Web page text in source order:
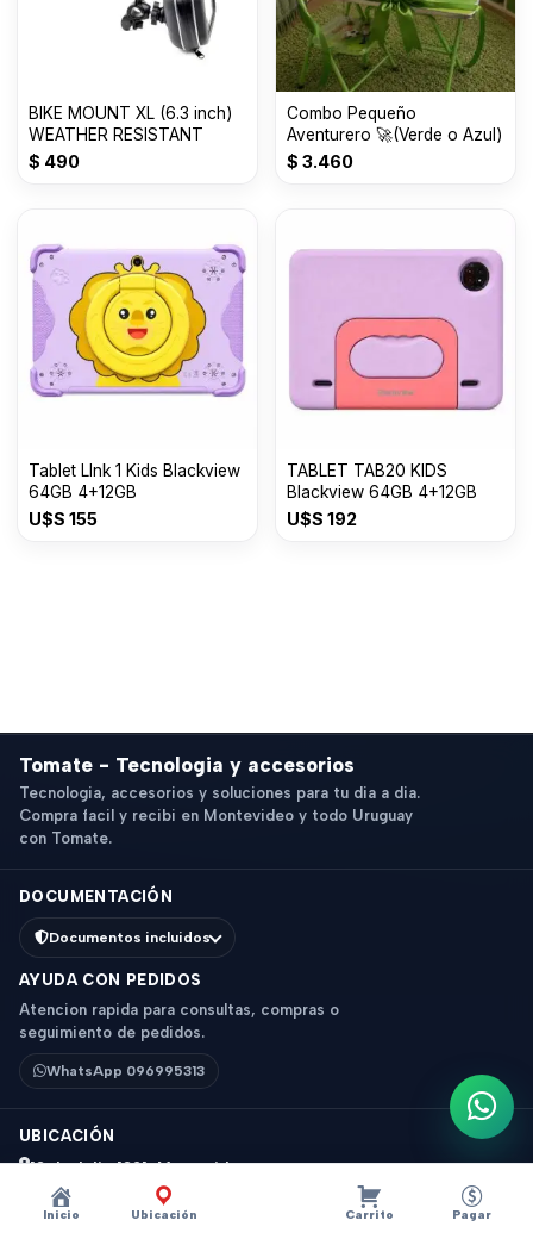
Inicio Ubicación Carrito Pagar
BIKE MOUNT XL (6.3 inch)
WEATHER RESISTANT
$ 490
Combo Pequeño
Aventurero 🚀(Verde o Azul)
$ 3.460
Tablet LInk 1 Kids Blackview
64GB 4+12GB
U$S 155
TABLET TAB20 KIDS
Blackview 64GB 4+12GB
U$S 192
Tomate - Tecnologia y accesorios
Tecnologia, accesorios y soluciones para tu dia a dia.
Compra facil y recibi en Montevideo y todo Uruguay
con Tomate.
DOCUMENTACIÓN
Documentos incluidos
AYUDA CON PEDIDOS
Atencion rapida para consultas, compras o
seguimiento de pedidos.
WhatsApp 096995313
UBICACIÓN
18 de Julio 1831, Montevideo
Horario: 9 a 18 hs